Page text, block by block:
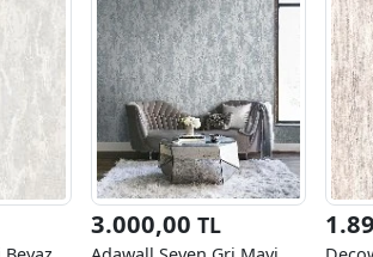
3.000,00 TL